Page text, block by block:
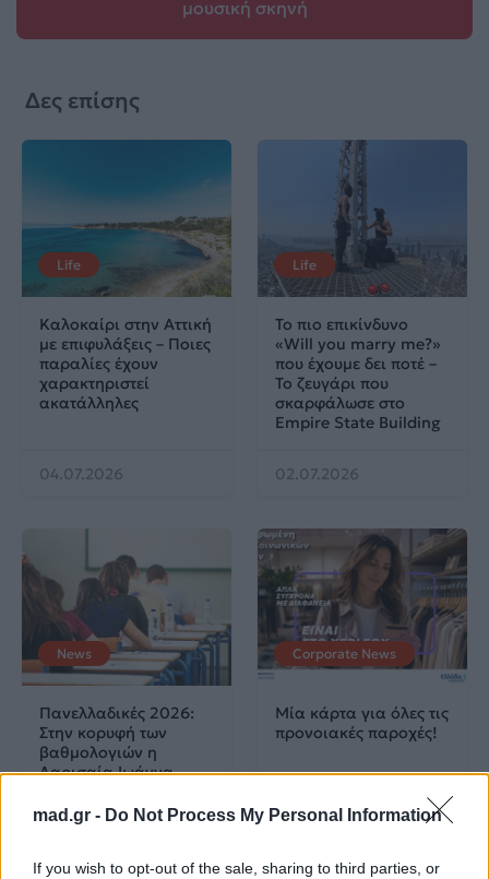
mad.gr - Do Not Process My Personal Information
If you wish to opt-out of the sale, sharing to third parties, or
μουσική σκηνή
Δες επίσης
Life
Καλοκαίρι στην Αττική
με επιφυλάξεις – Ποιες
παραλίες έχουν
χαρακτηριστεί
ακατάλληλες
04.07.2026
Life
Το πιο επικίνδυνο
«Will you marry me?»
που έχουμε δει ποτέ –
Το ζευγάρι που
σκαρφάλωσε στο
Empire State Building
02.07.2026
News
Πανελλαδικές 2026:
Στην κορυφή των
βαθμολογιών η
Λαρισαία Ιωάννα
μόρια
26.06.2026
Corporate News
Μία κάρτα για όλες τις
προνοιακές παροχές!
26.06.2026